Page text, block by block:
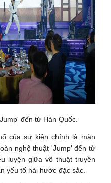
đến từ Hàn Quốc.
của sự kiện chính là màn
nghệ thuật 'Jump' đến từ
luyện giữa võ thuật truyền
yếu tố hài hước đặc sắc.